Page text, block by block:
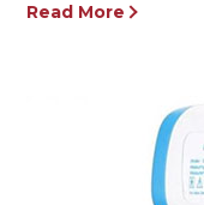
Read More